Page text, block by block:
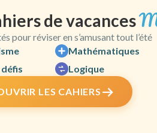
de vacances
pour réviser en s’amusant tout l’été
Mathématiques
défis
Logique
LES CAHIERS